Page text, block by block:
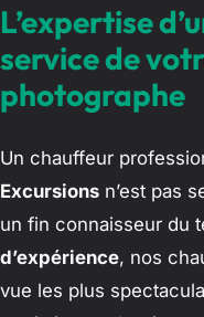
L’expertise
service de
photographe
Un chauffeur
Excursions n’est pas
un fin connaisseur du
d’expérience, nos
vue les plus